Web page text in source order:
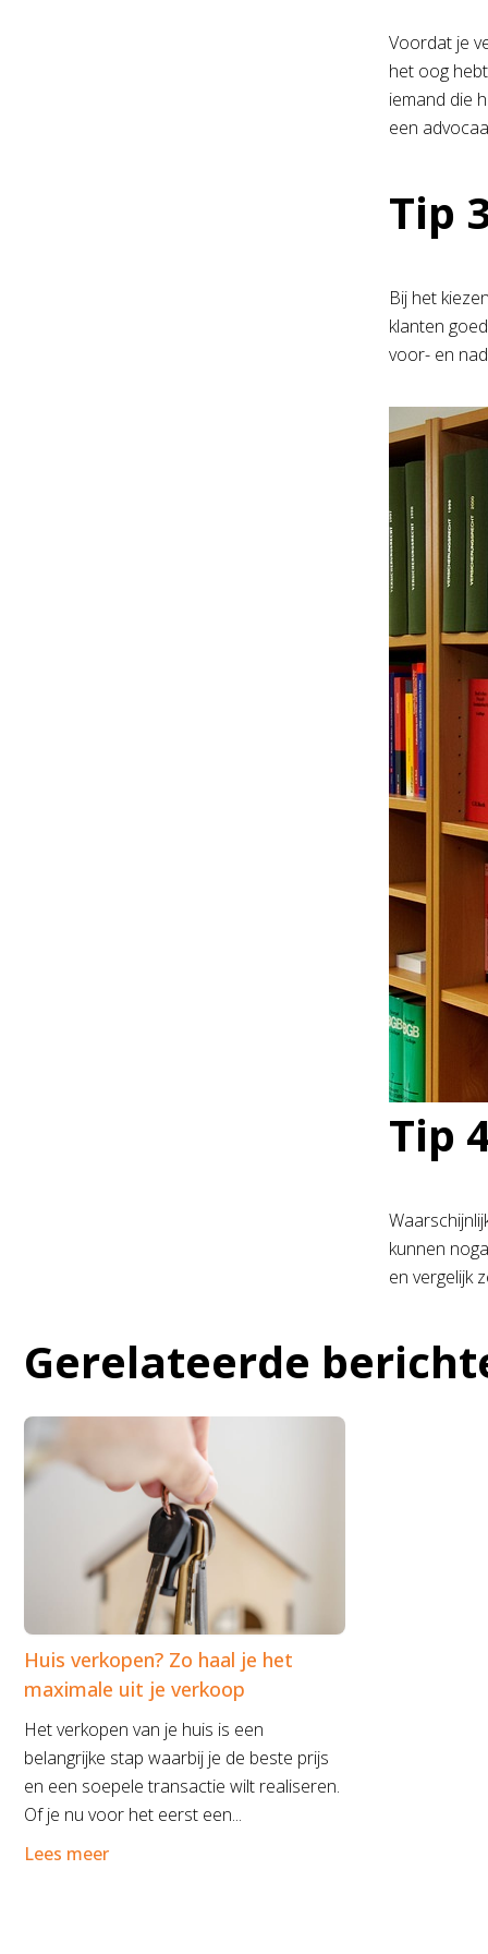
Voordat je
het oog
iemand die
een
Tip
Bij het
klanten
voor- en
Tip
kunnen
en vergelijk
Gerelateerde
Huis verkopen? Zo haal je het
maximale uit je verkoop
Het verkopen van je huis is een
belangrijke stap waarbij je de beste prijs
en een soepele transactie wilt realiseren.
Of je nu voor het eerst een...
Lees meer